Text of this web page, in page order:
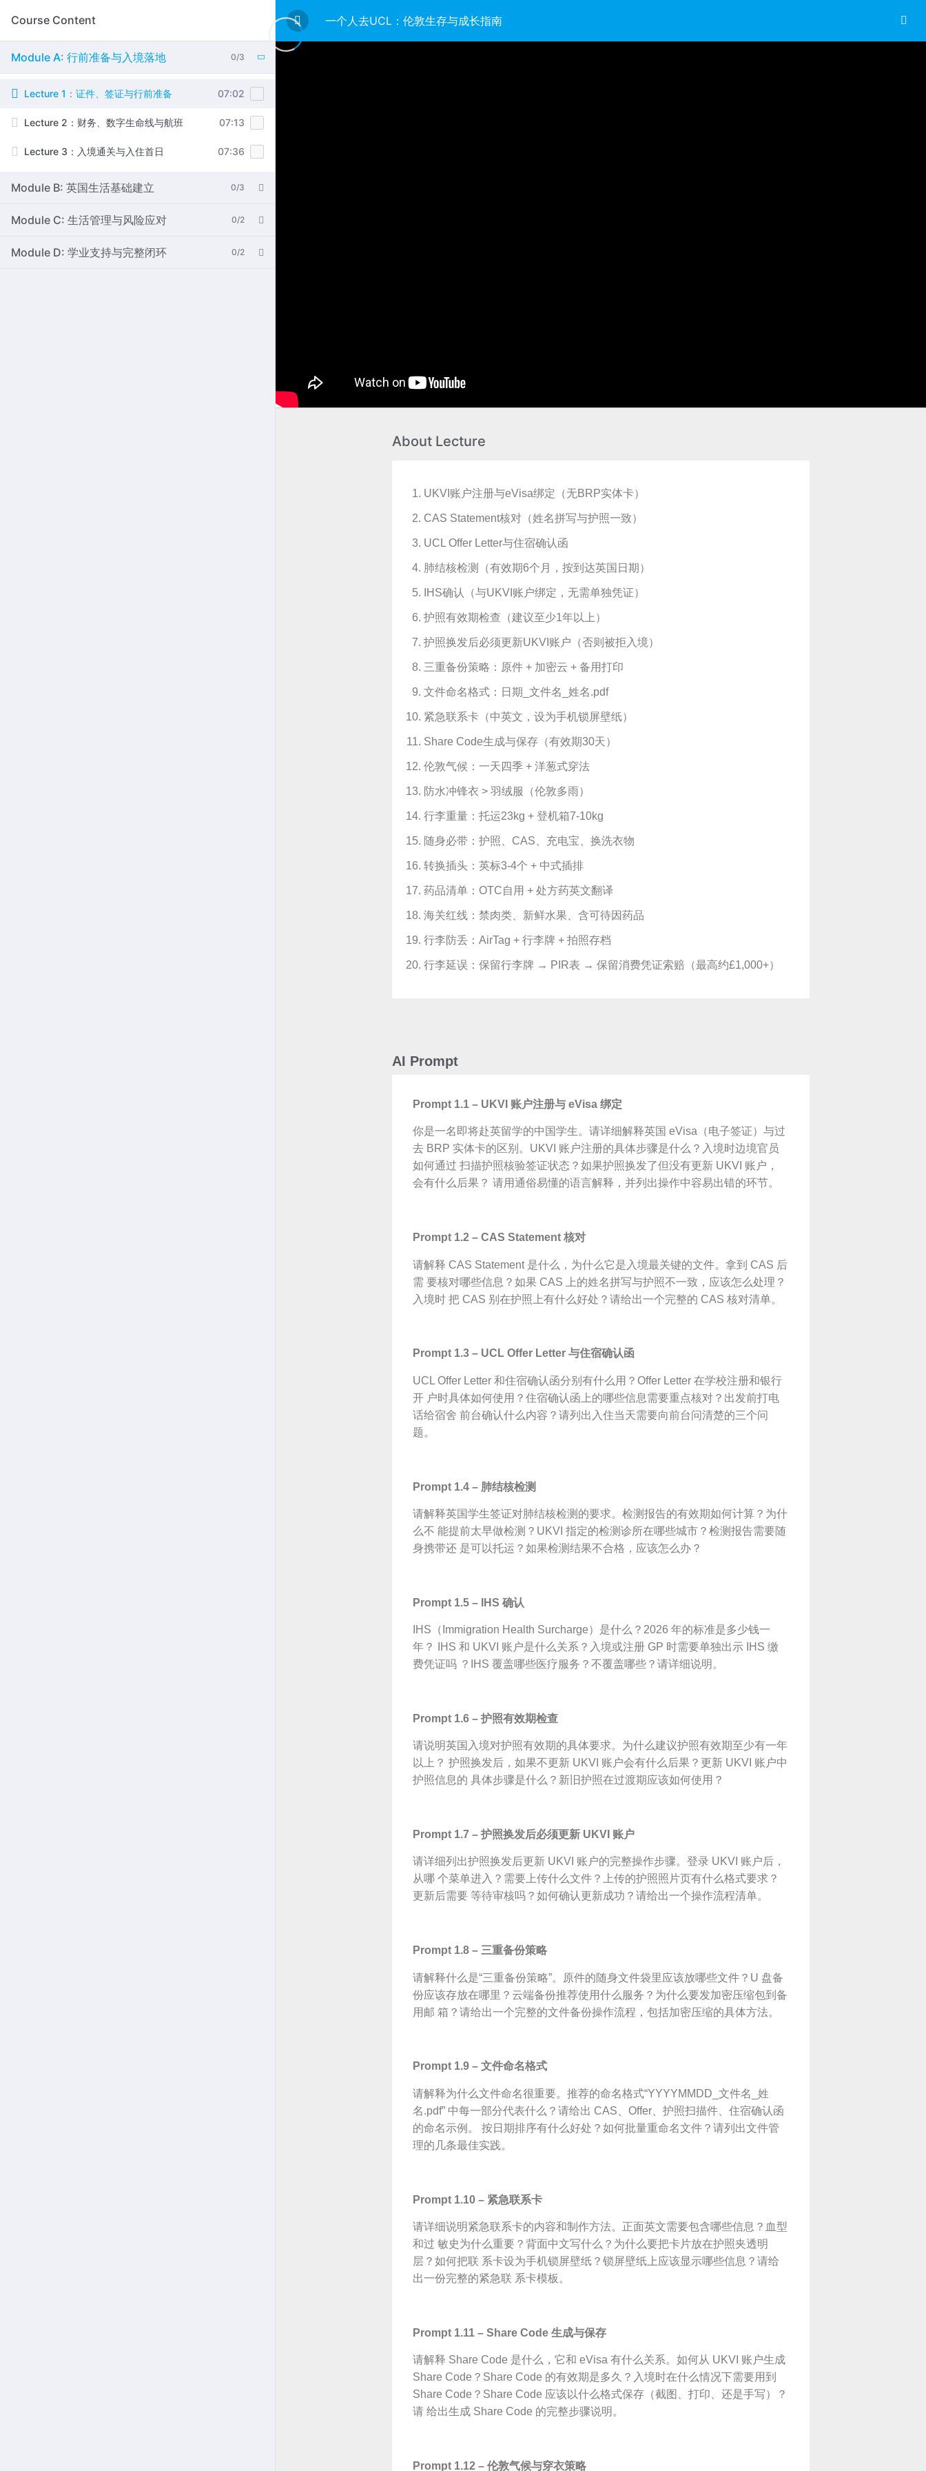
Course Content
Module A: 行前准备与入境落地 0/3
Lecture 1：证件、签证与行前准备 07:02
Lecture 2：财务、数字生命线与航班 07:13
Lecture 3：入境通关与入住首日 07:36
Module B: 英国生活基础建立 0/3
Module C: 生活管理与风险应对 0/2
Module D: 学业支持与完整闭环 0/2
一个人去UCL：伦敦生存与成长指南
About Lecture
UKVI账户注册与eVisa绑定（无BRP实体卡）
CAS Statement核对（姓名拼写与护照一致）
UCL Offer Letter与住宿确认函
肺结核检测（有效期6个月，按到达英国日期）
IHS确认（与UKVI账户绑定，无需单独凭证）
护照有效期检查（建议至少1年以上）
护照换发后必须更新UKVI账户（否则被拒入境）
三重备份策略：原件 + 加密云 + 备用打印
文件命名格式：日期_文件名_姓名.pdf
紧急联系卡（中英文，设为手机锁屏壁纸）
Share Code生成与保存（有效期30天）
伦敦气候：一天四季 + 洋葱式穿法
防水冲锋衣 > 羽绒服（伦敦多雨）
行李重量：托运23kg + 登机箱7-10kg
随身必带：护照、CAS、充电宝、换洗衣物
转换插头：英标3-4个 + 中式插排
药品清单：OTC自用 + 处方药英文翻译
海关红线：禁肉类、新鲜水果、含可待因药品
行李防丢：AirTag + 行李牌 + 拍照存档
行李延误：保留行李牌 → PIR表 → 保留消费凭证索赔（最高约£1,000+）
AI Prompt
Prompt 1.1 – UKVI 账户注册与 eVisa 绑定
你是一名即将赴英留学的中国学生。请详细解释英国 eVisa（电子签证）与过
去 BRP 实体卡的区别。UKVI 账户注册的具体步骤是什么？入境时边境官员
如何通过 扫描护照核验签证状态？如果护照换发了但没有更新 UKVI 账户，
会有什么后果？ 请用通俗易懂的语言解释，并列出操作中容易出错的环节。
Prompt 1.2 – CAS Statement 核对
请解释 CAS Statement 是什么，为什么它是入境最关键的文件。拿到 CAS 后
需 要核对哪些信息？如果 CAS 上的姓名拼写与护照不一致，应该怎么处理？
入境时 把 CAS 别在护照上有什么好处？请给出一个完整的 CAS 核对清单。
Prompt 1.3 – UCL Offer Letter 与住宿确认函
UCL Offer Letter 和住宿确认函分别有什么用？Offer Letter 在学校注册和银行
开 户时具体如何使用？住宿确认函上的哪些信息需要重点核对？出发前打电
话给宿舍 前台确认什么内容？请列出入住当天需要向前台问清楚的三个问
题。
Prompt 1.4 – 肺结核检测
请解释英国学生签证对肺结核检测的要求。检测报告的有效期如何计算？为什
么不 能提前太早做检测？UKVI 指定的检测诊所在哪些城市？检测报告需要随
身携带还 是可以托运？如果检测结果不合格，应该怎么办？
Prompt 1.5 – IHS 确认
IHS（Immigration Health Surcharge）是什么？2026 年的标准是多少钱一
年？ IHS 和 UKVI 账户是什么关系？入境或注册 GP 时需要单独出示 IHS 缴
费凭证吗 ？IHS 覆盖哪些医疗服务？不覆盖哪些？请详细说明。
Prompt 1.6 – 护照有效期检查
请说明英国入境对护照有效期的具体要求。为什么建议护照有效期至少有一年
以上？ 护照换发后，如果不更新 UKVI 账户会有什么后果？更新 UKVI 账户中
护照信息的 具体步骤是什么？新旧护照在过渡期应该如何使用？
Prompt 1.7 – 护照换发后必须更新 UKVI 账户
请详细列出护照换发后更新 UKVI 账户的完整操作步骤。登录 UKVI 账户后，
从哪 个菜单进入？需要上传什么文件？上传的护照照片页有什么格式要求？
更新后需要 等待审核吗？如何确认更新成功？请给出一个操作流程清单。
Prompt 1.8 – 三重备份策略
请解释什么是“三重备份策略”。原件的随身文件袋里应该放哪些文件？U 盘备
份应该存放在哪里？云端备份推荐使用什么服务？为什么要发加密压缩包到备
用邮 箱？请给出一个完整的文件备份操作流程，包括加密压缩的具体方法。
Prompt 1.9 – 文件命名格式
请解释为什么文件命名很重要。推荐的命名格式“YYYYMMDD_文件名_姓
名.pdf” 中每一部分代表什么？请给出 CAS、Offer、护照扫描件、住宿确认函
的命名示例。 按日期排序有什么好处？如何批量重命名文件？请列出文件管
理的几条最佳实践。
Prompt 1.10 – 紧急联系卡
请详细说明紧急联系卡的内容和制作方法。正面英文需要包含哪些信息？血型
和过 敏史为什么重要？背面中文写什么？为什么要把卡片放在护照夹透明
层？如何把联 系卡设为手机锁屏壁纸？锁屏壁纸上应该显示哪些信息？请给
出一份完整的紧急联 系卡模板。
Prompt 1.11 – Share Code 生成与保存
请解释 Share Code 是什么，它和 eVisa 有什么关系。如何从 UKVI 账户生成
Share Code？Share Code 的有效期是多久？入境时在什么情况下需要用到
Share Code？Share Code 应该以什么格式保存（截图、打印、还是手写）？
请 给出生成 Share Code 的完整步骤说明。
Prompt 1.12 – 伦敦气候与穿衣策略